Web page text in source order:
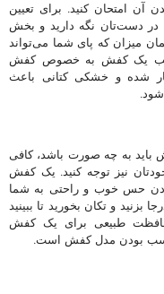
آن امتحان کنید. برای تعیین
در دست‌تان نگه دارید و بخش
میزان که پای شما می‌تواند
یک کفش به خصوص کفش
شده و خشکی کتانی باعث
باید به چه صورت باشد، کافی
نیز توجه کنید. یک کفش
حس خوب و راحتی به شما
و تکان بخورید تا ببینید
طبیعی برای یک کفش
بودن مدل کفش است.